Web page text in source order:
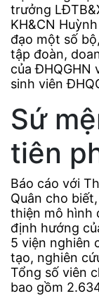
trưởng
KH&CN
đạo một số
tập đoàn,
của ĐHQGHN
sinh viên
Sứ
tiên
Báo cáo với
Quân cho
thiện mô hình
định hướng
5 viện nghiên
tạo, nghiên
Tổng số viên
bao gồm